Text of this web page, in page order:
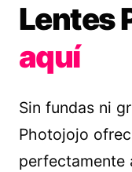
Lentes
aquí
Sin fundas ni
Photojojo
perfectamente